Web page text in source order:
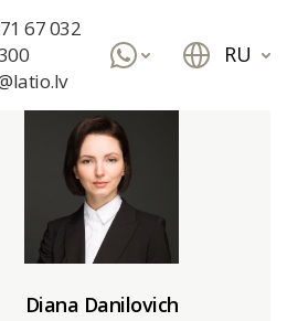
67 032
RU
Diana Danilovich